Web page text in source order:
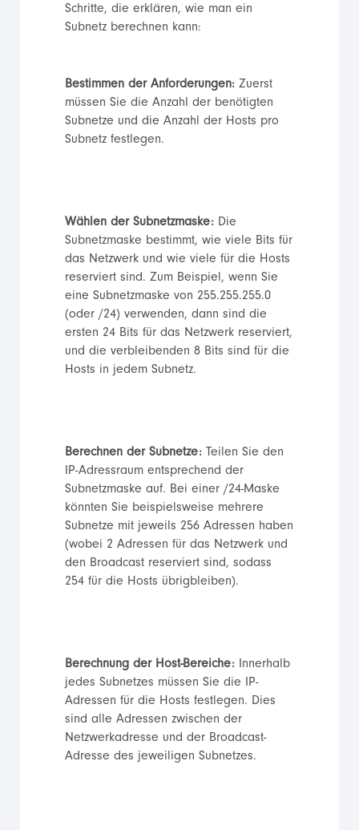
Schritte, die erklären, wie man ein
Subnetz berechnen kann:
Bestimmen der Anforderungen:Zuerst
müssen Sie die Anzahl der benötigten
Subnetze und die Anzahl der Hosts pro
Subnetz festlegen.
Wählen der Subnetzmaske:Die
Subnetzmaske bestimmt, wie viele Bits für
das Netzwerk und wie viele für die Hosts
reserviert sind. Zum Beispiel, wenn Sie
eine Subnetzmaske von 255.255.255.0
(oder /24) verwenden, dann sind die
ersten 24 Bits für das Netzwerk reserviert,
und die verbleibenden 8 Bits sind für die
Hosts in jedem Subnetz.
Berechnen der Subnetze:Teilen Sie den
IP-Adressraum entsprechend der
Subnetzmaske auf. Bei einer /24-Maske
könnten Sie beispielsweise mehrere
Subnetze mit jeweils 256 Adressen haben
(wobei 2 Adressen für das Netzwerk und
den Broadcast reserviert sind, sodass
254 für die Hosts übrigbleiben).
Berechnung der Host-Bereiche:Innerhalb
jedes Subnetzes müssen Sie die IP-
Adressen für die Hosts festlegen. Dies
sind alle Adressen zwischen der
Netzwerkadresse und der Broadcast-
Adresse des jeweiligen Subnetzes.